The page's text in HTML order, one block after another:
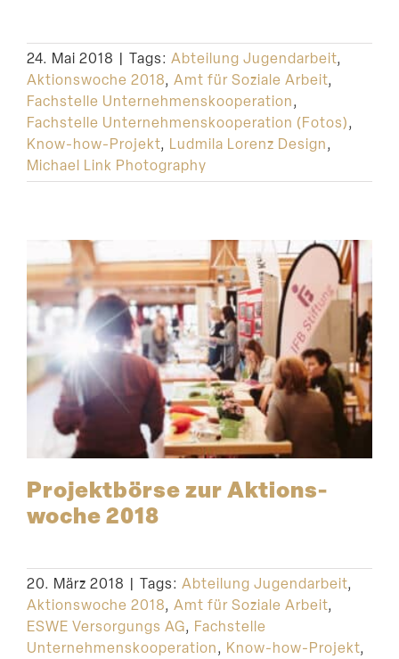
24. Mai 2018 | Tags: Abteilung Jugendarbeit,
Aktionswoche 2018, Amt für Soziale Arbeit,
Fachstelle Unternehmenskooperation,
Fachstelle Unternehmenskooperation (Fotos),
Know-how-Projekt, Ludmila Lorenz Design,
Michael Link Photography
Projekt­börse zur Aktions­
woche 2018
20. März 2018 | Tags: Abteilung Jugendarbeit,
Aktionswoche 2018, Amt für Soziale Arbeit,
ESWE Versorgungs AG, Fachstelle
Unternehmenskooperation, Know-how-Projekt,